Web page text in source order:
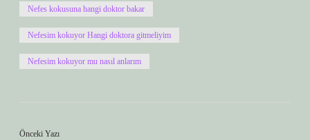
Nefes kokusuna hangi doktor bakar
Nefesim kokuyor Hangi doktora gitmeliyim
Nefesim kokuyor mu nasıl anlarım
Önceki Yazı